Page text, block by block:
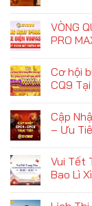
VÒNG
PRO
Cơ hội
CQ9
Cập
– Ưu
Vui Tết
Bao Lì